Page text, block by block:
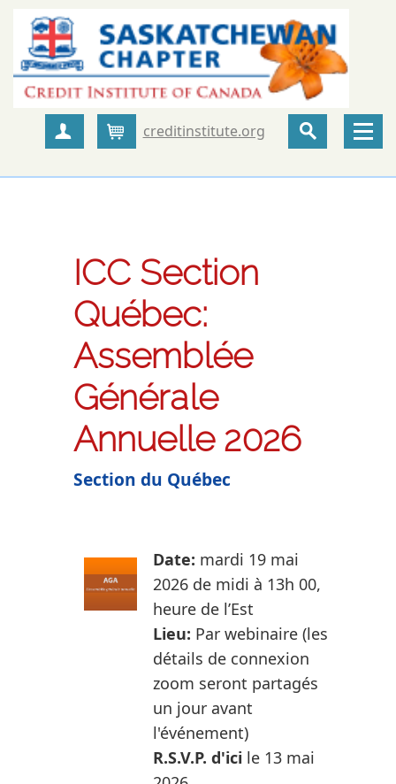
Create Account
Cartcreditinstitute.org
ICC Section
Québec:
Assemblée
Générale
Annuelle 2026
Section du Québec
Date: mardi 19 mai
2026 de midi à 13h 00,
heure de l’Est
Lieu: Par webinaire (les
détails de connexion
zoom seront partagés
un jour avant
l'événement)
R.S.V.P. d'ici le 13 mai